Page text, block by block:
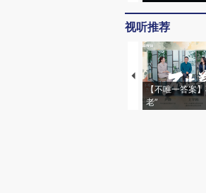
视听推荐
【不唯一答案
老”